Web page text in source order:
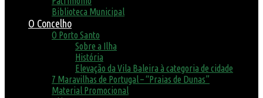
Biblioteca Municipal
O Concelho
O Porto Santo
Sobre a Ilha
História
Elevação da Vila Baleira à categoria de cidade
7 Maravilhas de Portugal – “Praias de Dunas”
Material Promocional